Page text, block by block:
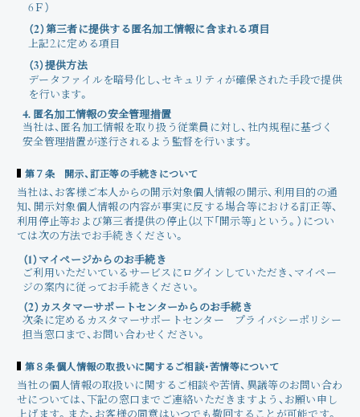
6Ｆ）
（2）第三者に提供する匿名加工情報に含まれる項目
上記2.に定める項目
（3）提供方法
データファイルを暗号化し、セキュリティが確保された手段で提供
を行います。
4. 匿名加工情報の安全管理措置
当社は、匿名加工情報を取り扱う従業員に対し、社内規程に基づく
安全管理措置が遂行されるよう監督を行います。
第７条 開示、訂正等の手続きについて
当社は、お客様ご本人からの開示対象個人情報の開示、利用目的の通
知、開示対象個人情報の内容が事実に反する場合等における訂正等、
利用停止等および第三者提供の停止（以下「開示等」という。）につい
ては次の方法でお手続きください。
（1）マイページからのお手続き
ご利用いただいているサービスにログインしていただき、マイペー
ジの案内に従ってお手続きください。
（2）カスタマーサポートセンターからのお手続き
次条に定めるカスタマーサポートセンター プライバシーポリシー
担当窓口まで、お問い合わせください。
第８条 個人情報の取扱いに関するご相談・苦情等について
当社の個人情報の取扱いに関するご相談や苦情、異議等のお問い合わ
せについては、下記の窓口までご連絡いただきますよう、お願い申し